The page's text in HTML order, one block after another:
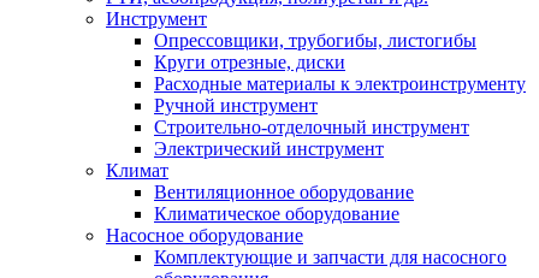
Инструмент
Опрессовщики, трубогибы, листогибы
Круги отрезные, диски
Расходные материалы к электроинструменту
Ручной инструмент
Строительно-отделочный инструмент
Электрический инструмент
Климат
Вентиляционное оборудование
Климатическое оборудование
Насосное оборудование
Комплектующие и запчасти для насосного